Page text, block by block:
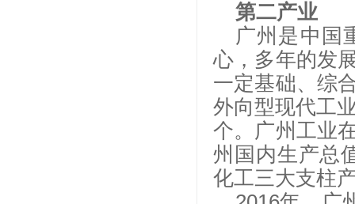
第二产业
广州是中国
心，多年的发
一定基础、综
外向型现代工
个。广州工业
州国内生产总
化工三大支柱